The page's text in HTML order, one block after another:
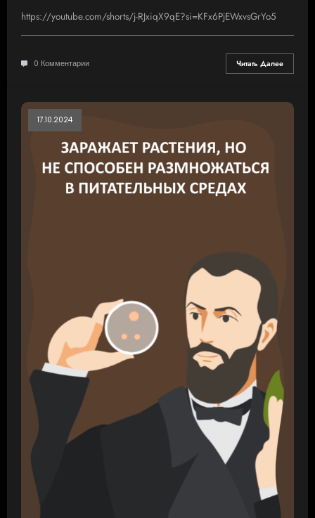
https://youtube.com/shorts/j-RJxiqX9qE?si=KFx6PjEWxvsGrYo5
0 Комментарии Читать Далее
17.10.2024